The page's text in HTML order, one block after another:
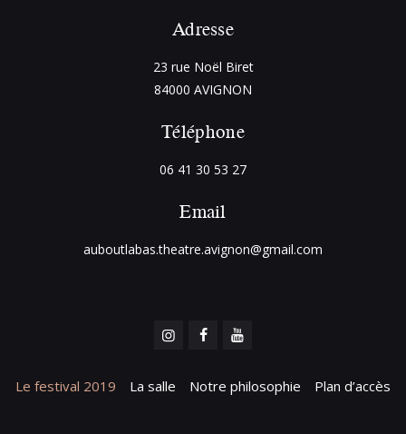
Adresse
23 rue Noël Biret
84000 AVIGNON
Téléphone
06 41 30 53 27
Email
auboutlabas.theatre.avignon@gmail.com
Le festival 2019 La salle Notre philosophie Plan d’accès